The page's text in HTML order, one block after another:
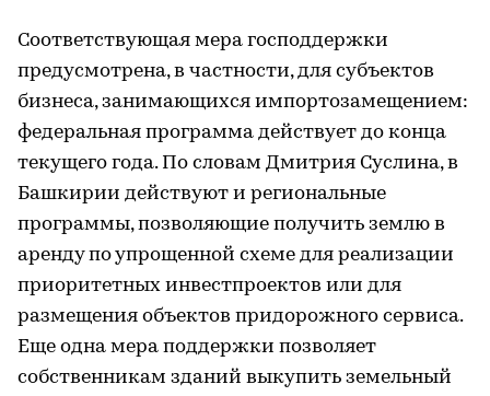
Соответствующая мера господдержки
предусмотрена, в частности, для субъектов
бизнеса, занимающихся импортозамещением:
федеральная программа действует до конца
текущего года. По словам Дмитрия Суслина, в
Башкирии действуют и региональные
программы, позволяющие получить землю в
аренду по упрощенной схеме для реализации
приоритетных инвестпроектов или для
размещения объектов придорожного сервиса.
Еще одна мера поддержки позволяет
собственникам зданий выкупить земельный